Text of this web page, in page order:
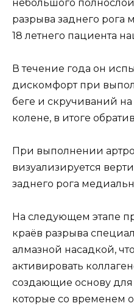
небольшого
разрыва заднего рога
18 летнего пациента
В течение года он
дискомфорт при
беге и скручиваний
колене, в итоге
При выполнении
визуализируется
заднего рога
На следующем этапе
краёв разрыва
алмазной насадкой,
активировать
создающие основу
которые со временем